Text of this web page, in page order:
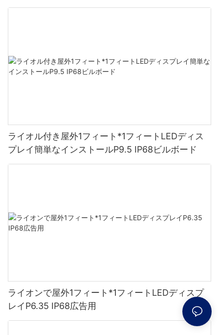
ライオル付き屋外1フィート*1フィートLEDディス
プレイ簡単なインストールP9.5 IP68ビルボード
ライオンで屋外1フィート*1フィートLEDディスプ
レイP6.35 IP68広告用